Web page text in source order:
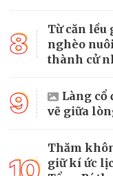
8
Từ căn lều
nghèo
thành cử
9
Làng cổ
vẽ giữa
Thăm
giữ kí ức